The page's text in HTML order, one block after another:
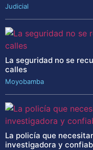
Judicial
La seguridad no se
calles
Moyobamba
La policía que
investigadora y